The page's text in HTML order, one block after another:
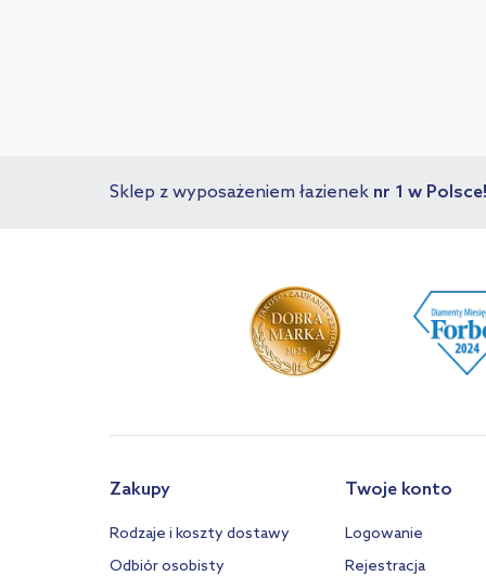
Sklep z wyposażeniem łazienek nr 1 w Polsce!
Zakupy
Rodzaje i koszty dostawy
Odbiór osobisty
Twoje konto
Logowanie
Rejestracja